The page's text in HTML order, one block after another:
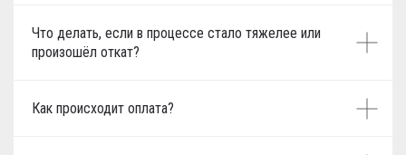
Что делать, если в процессе стало тяжелее или
произошёл откат?
Как происходит оплата?